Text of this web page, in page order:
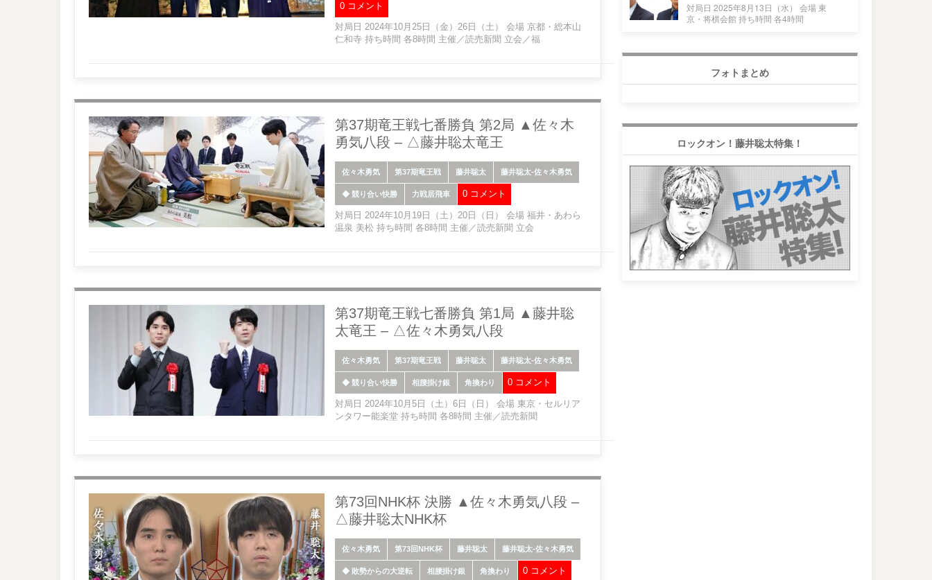
0 コメント
対局日 2024年10月25日（金）26日（土） 会場 京都・総本山
仁和寺 持ち時間 各8時間 主催／読売新聞 立会／福
第37期竜王戦七番勝負 第2局 ▲佐々木
勇気八段 – △藤井聡太竜王
佐々木勇気 第37期竜王戦 藤井聡太 藤井聡太-佐々木勇気
◆ 競り合い快勝 力戦居飛車 0 コメント
対局日 2024年10月19日（土）20日（日） 会場 福井・あわら
温泉 美松 持ち時間 各8時間 主催／読売新聞 立会
第37期竜王戦七番勝負 第1局 ▲藤井聡
太竜王 – △佐々木勇気八段
佐々木勇気 第37期竜王戦 藤井聡太 藤井聡太-佐々木勇気
◆ 競り合い快勝 相腰掛け銀 角換わり 0 コメント
対局日 2024年10月5日（土）6日（日） 会場 東京・セルリア
ンタワー能楽堂 持ち時間 各8時間 主催／読売新聞
第73回NHK杯 決勝 ▲佐々木勇気八段 –
△藤井聡太NHK杯
佐々木勇気 第73回NHK杯 藤井聡太 藤井聡太-佐々木勇気
◆ 敗勢からの大逆転 相腰掛け銀 角換わり 0 コメント
対局日 2025年8月13日（水） 会場 東
京・将棋会館 持ち時間 各4時間
フォトまとめ
ロックオン！藤井聡太特集！